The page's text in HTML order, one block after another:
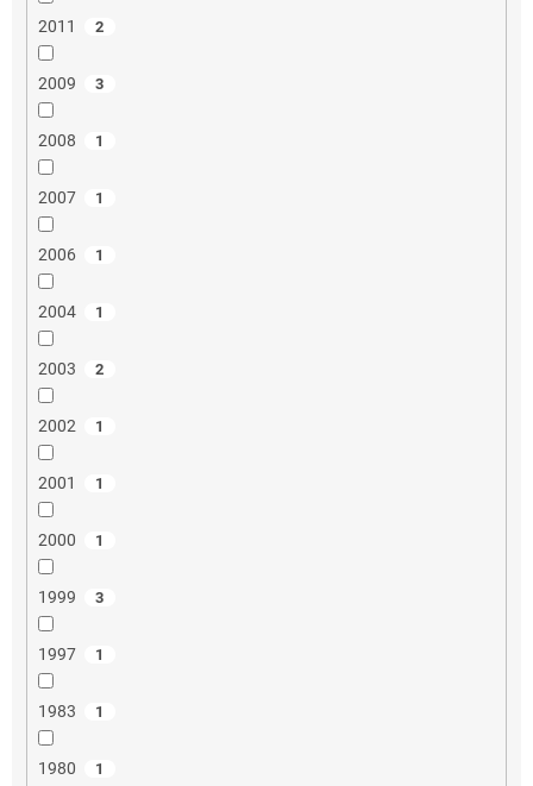
2011 2
2009 3
2008 1
2007 1
2006 1
2004 1
2003 2
2002 1
2001 1
2000 1
1999 3
1997 1
1983 1
1980 1